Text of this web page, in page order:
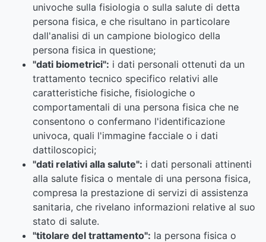
univoche sulla fisiologia o sulla salute di detta
persona fisica, e che risultano in particolare
dall'analisi di un campione biologico della
persona fisica in questione;
"dati biometrici": i dati personali ottenuti da un
trattamento tecnico specifico relativi alle
caratteristiche fisiche, fisiologiche o
comportamentali di una persona fisica che ne
consentono o confermano l'identificazione
univoca, quali l'immagine facciale o i dati
dattiloscopici;
"dati relativi alla salute": i dati personali attinenti
alla salute fisica o mentale di una persona fisica,
compresa la prestazione di servizi di assistenza
sanitaria, che rivelano informazioni relative al suo
stato di salute.
"titolare del trattamento": la persona fisica o